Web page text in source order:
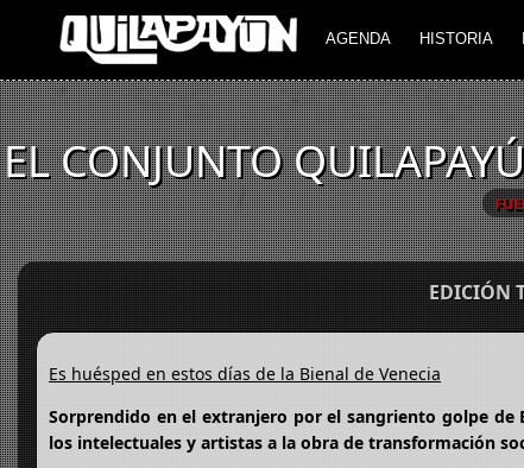
AGENDA HISTORIA
EL CONJUNTO
EDICIÓN
Es huésped en estos días de la Bienal de Venecia
Sorprendido en el extranjero por el sangriento golpe
los intelectuales y artistas a la obra de transformación